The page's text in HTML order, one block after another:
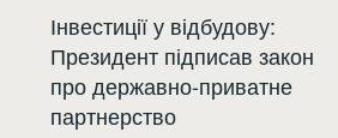
Інвестиції у відбудову:
Президент підписав закон
про державно-приватне
партнерство